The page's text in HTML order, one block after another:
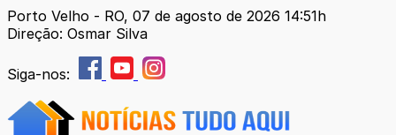
Porto Velho - RO, 07 de agosto de 2026 14:51h
Direção: Osmar Silva
Siga-nos: